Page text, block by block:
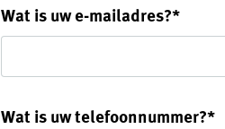
Wat is uw e-mailadres?*
Wat is uw telefoonnummer?*